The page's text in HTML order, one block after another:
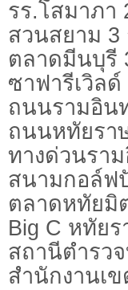
รร.โสมาภา
สวนสยาม 3
ตลาดมีนบุรี
ซาฟารีเวิลด์
ถนนรามอิน
ถนนหทัยรา
ทางด่วนรา
สนามกอล์ฟ
ตลาดหทัยมิ
Big C หทัย
สถานีตำรว
สำนักงานเ